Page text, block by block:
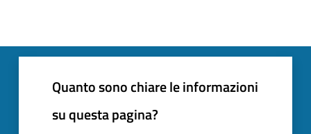
Quanto sono chiare le informazioni
su questa pagina?